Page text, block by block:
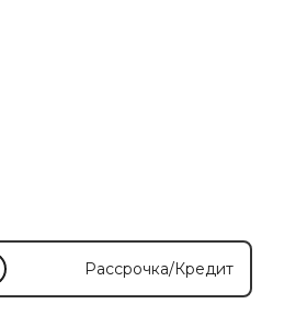
Рассрочка/Кредит